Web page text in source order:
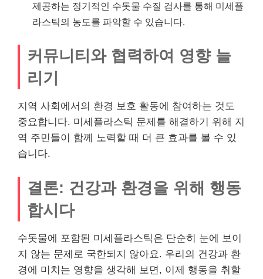
제공하는 정기적인 수돗물 수질 검사를 통해 미세플
라스틱의 농도를 파악할 수 있습니다.
커뮤니티와 협력하여 영향 늘
리기
지역 사회에서의 환경 보호 활동에 참여하는 것도
중요합니다. 미세플라스틱 문제를 해결하기 위해 지
역 주민들이 함께 노력할 때 더 큰 효과를 볼 수 있
습니다.
결론: 건강과 환경을 위해 행동
합시다
수돗물에 포함된 미세플라스틱은 단순히 눈에 보이
지 않는 문제로 국한되지 않아요. 우리의 건강과 환
경에 미치는 영향을 생각해 보면, 이제 행동을 취할